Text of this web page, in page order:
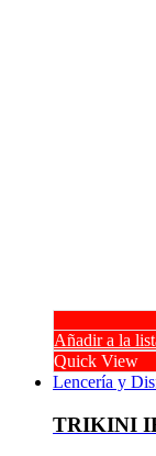
Añadir a la
Quick View
Lencería y
TRIKINI